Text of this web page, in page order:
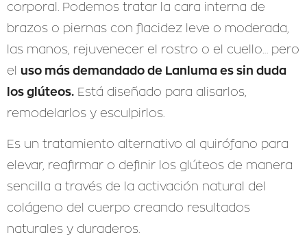
corporal. Podemos tratar la cara interna de
brazos o piernas con flacidez leve o moderada,
las manos, rejuvenecer el rostro o el cuello… pero
el uso más demandado de Lanluma es sin duda
los glúteos. Está diseñado para alisarlos,
remodelarlos y esculpirlos.
Es un tratamiento alternativo al quirófano para
elevar, reafirmar o definir los glúteos de manera
sencilla a través de la activación natural del
colágeno del cuerpo creando resultados
naturales y duraderos.